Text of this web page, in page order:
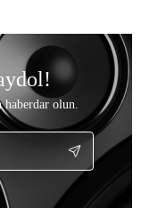
olun.